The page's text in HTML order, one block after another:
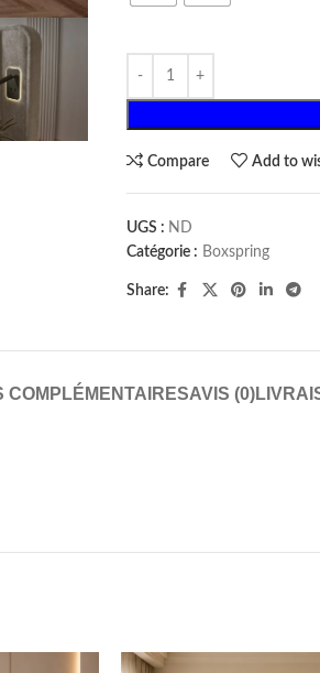
Compare Add to
UGS : ND
Catégorie : Boxspring
Share:
COMPLÉMENTAIRESAVIS (0)